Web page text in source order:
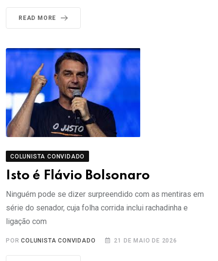
READ MORE
COLUNISTA CONVIDADO
Isto é Flávio Bolsonaro
Ninguém pode se dizer surpreendido com as mentiras em
série do senador, cuja folha corrida inclui rachadinha e
ligação com
PORCOLUNISTA CONVIDADO 21 DE MAIO DE 2026